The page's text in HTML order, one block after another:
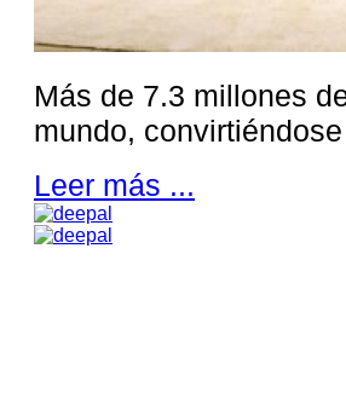
Más de 7.3 millones
mundo,
Leer más ...